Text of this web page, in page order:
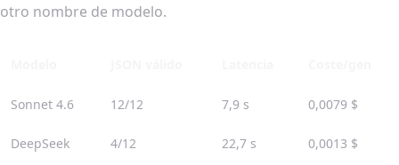
otro nombre de modelo.
Sonnet 4.6 12/12 7,9 s 0,0079 $
DeepSeek 4/12 22,7 s 0,0013 $